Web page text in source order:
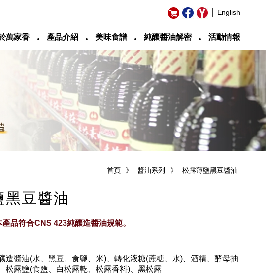
│ English
萬家香 ‧ 產品介紹 ‧ 美味食譜 ‧ 純釀醬油解密 ‧ 活動情報
松露薄鹽黑豆醬油
》
醬油系列
》
首頁
黑豆醬油
品符合CNS 423純釀造醬油規範。
造醬油(水、黑豆、食鹽、米)、轉化液糖(蔗糖、水)、酒精、酵母抽
松露鹽(食鹽、白松露乾、松露香料)、黑松露